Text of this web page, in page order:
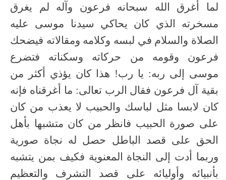
لما أغرق الله سبحانه فرعون وآله لم يغرق
مسخرته الذي كان يحاكي سيدنا موسى عليه
الصلاة والسلام في لبسه وكلامه ومقالاته فيضحك
فرعون وقومه من حركاته وسكناته فتضرع
موسى إلى ربه: يا رب! هذا كان يؤذي أكثر من
بقية آل فرعون فقال الرب تعالى: ما أغرقناه فإنه
كان لابسا مثل لباسك والحبيب لا يعذب من كان
على صورة الحبيب فانظر من كان متشبها بأهل
الحق على قصد الباطل حصل له نجاة صورية
وربما أدت إلى النجاة المعنوية فكيف بمن يتشبه
بأنبيائه وأوليائه على قصد التشرف والتعظيم